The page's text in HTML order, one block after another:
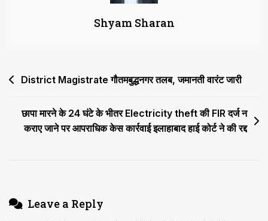
के
बयान
मेल
महत्वपूर्ण
Shyam Sharan
PostDistrict Magistrate गौतमबुद्धनगर तलब, जमानती वारंट जारी
छापा मारने के 24 घंटे के भीतर Electricity theft की FIR दर्ज न
कराए जाने पर आपराधिक केस कार्रवाई इलाहाबाद हाई कोर्ट ने की रद्द
Leave a Reply